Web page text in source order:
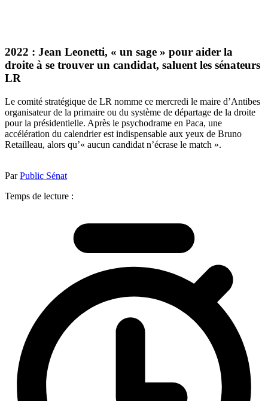
2022 : Jean Leonetti, « un sage » pour aider la
droite à se trouver un candidat, saluent les sénateurs
LR
Le comité stratégique de LR nomme ce mercredi le maire d’Antibes
organisateur de la primaire ou du système de départage de la droite
pour la présidentielle. Après le psychodrame en Paca, une
accélération du calendrier est indispensable aux yeux de Bruno
Retailleau, alors qu’« aucun candidat n’écrase le match ».
ParPublic Sénat
Temps de lecture :